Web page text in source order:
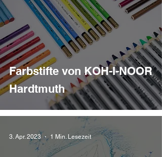
Farbstifte von KOH-I-NOOR
Hardtmuth
3. Apr. 2023 1 Min. Lesezeit